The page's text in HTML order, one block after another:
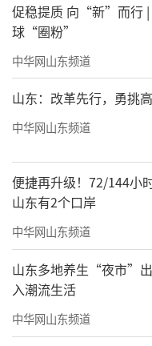
促稳提质 向“新”而行
球“圈粉”
中华网山东频道
山东：改革先行，勇挑
中华网山东频道
便捷再升级！72/144小
山东有2个口岸
中华网山东频道
山东多地养生“夜市”
入潮流生活
中华网山东频道